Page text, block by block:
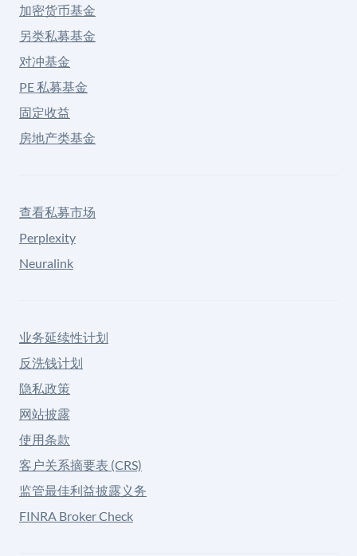
加密货币基金
另类私募基金
对冲基金
PE 私募基金
固定收益
房地产类基金
查看私募市场
Perplexity
Neuralink
业务延续性计划
反洗钱计划
隐私政策
网站披露
使用条款
客户关系摘要表 (CRS)
监管最佳利益披露义务
FINRA Broker Check